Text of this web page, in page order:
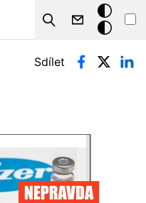
Search
Tmavý
režim
Sdílet